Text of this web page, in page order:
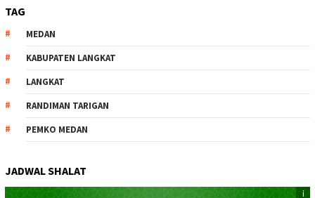
TAG
MEDAN
KABUPATEN LANGKAT
LANGKAT
RANDIMAN TARIGAN
PEMKO MEDAN
JADWAL SHALAT